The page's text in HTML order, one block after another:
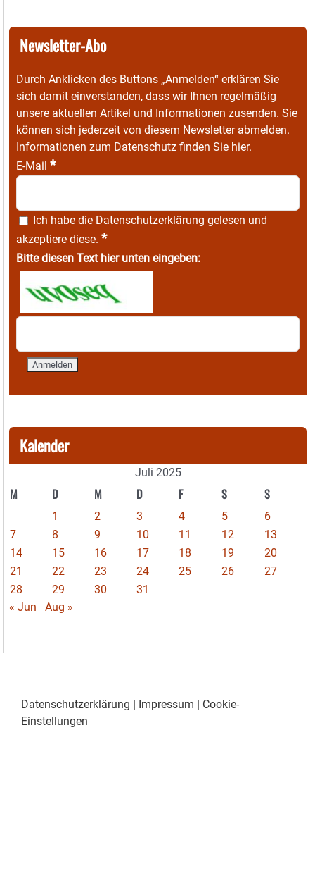
Newsletter-Abo
Durch Anklicken des Buttons „Anmelden“ erklären Sie
sich damit einverstanden, dass wir Ihnen regelmäßig
unsere aktuellen Artikel und Informationen zusenden. Sie
können sich jederzeit von diesem Newsletter abmelden.
Informationen zum Datenschutz finden Sie hier.
E-Mail *
Ich habe die Datenschutzerklärung gelesen und
akzeptiere diese. *
Bitte diesen Text hier unten eingeben:
Kalender
Juli 2025
M D M D F S S
1 2 3 4 5
6
7
8 9 10 11 12
13
14
15 16 17 18 19
20
21
22 23 24 25 26
27
28
29 30
31
« Jun
Aug »
Datenschutzerklärung Impressum
Cookie-
Einstellungen